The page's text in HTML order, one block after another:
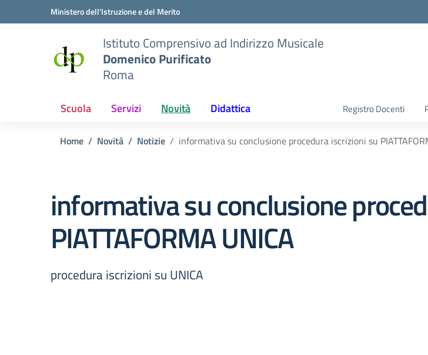
Vai ai contenuti
Vai al menu di navigazioneMinistero dell'Istruzione e del Merito
Istituto Comprensivo ad Indirizzo Musicale
Domenico Purificato
Roma
Scuola Servizi Novità Didattica Registro Docenti
Home Novità Notizie informativa su conclusione procedura iscrizioni su
informativa su conclusione
PIATTAFORMA UNICA
procedura iscrizioni su UNICA